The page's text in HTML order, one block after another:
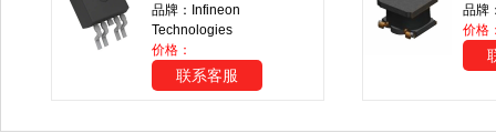
品牌：Infineon
Technologies
价格：
联系客服
品牌
价格